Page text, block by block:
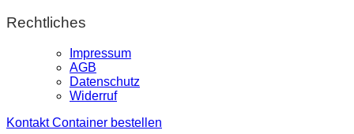
Rechtliches
Impressum
AGB
Datenschutz
Widerruf
Kontakt Container bestellen